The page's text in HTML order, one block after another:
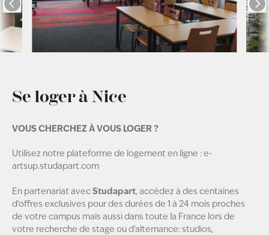
Se loger à Nice
VOUS CHERCHEZ À VOUS LOGER ?
Utilisez notre plateforme de logement en ligne :e-
artsup.studapart.com
En partenariat avecStudapart, accédez à des centaines
d’offres exclusives pour des durées de 1 à 24 mois proches
de votre campus mais aussi dans toute la France lors de
votre recherche de stage ou d’alternance: studios,